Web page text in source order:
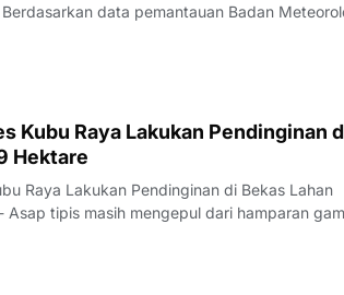
data pemantauan Badan
sekitar pukul 07.00 WIB, konsentrasi
Kubu Raya Lakukan Pendinginan
Hektare
Raya Lakukan Pendinginan di Bekas Lahan
Asap tipis masih mengepul dari hamparan
Kuala Dua, Kecamatan Sungai Raya, Kamis